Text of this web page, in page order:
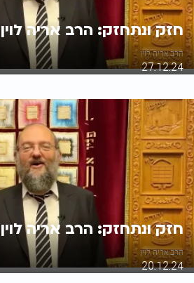
חזק ונתחזק: הרב אריה
הרב אריה לוין
27.12.24
חזק ונתחזק: הרב אריה
הרב אריה לוין
20.12.24